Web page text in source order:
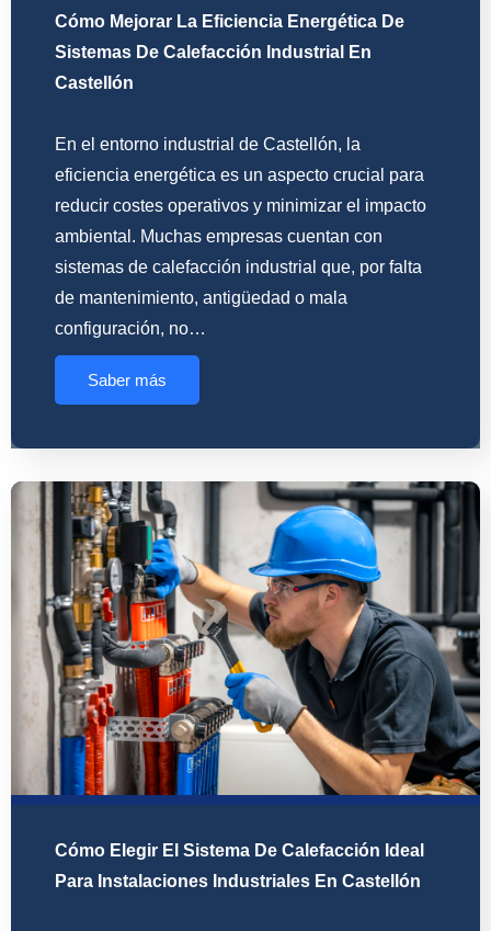
Cómo Mejorar La Eficiencia Energética De
Sistemas De Calefacción Industrial En
Castellón
En el entorno industrial de Castellón, la
eficiencia energética es un aspecto crucial para
reducir costes operativos y minimizar el impacto
ambiental. Muchas empresas cuentan con
sistemas de calefacción industrial que, por falta
de mantenimiento, antigüedad o mala
configuración, no…
Saber más
Cómo Elegir El Sistema De Calefacción Ideal
Para Instalaciones Industriales En Castellón